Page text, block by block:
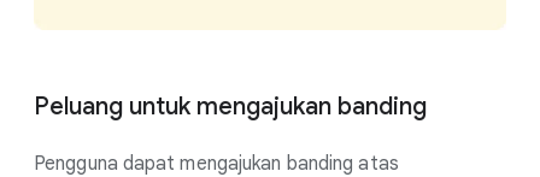
Peluang untuk mengajukan banding
Pengguna dapat mengajukan banding atas